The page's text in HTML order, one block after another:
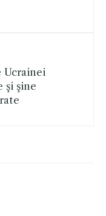
Ucrainei
şi şine